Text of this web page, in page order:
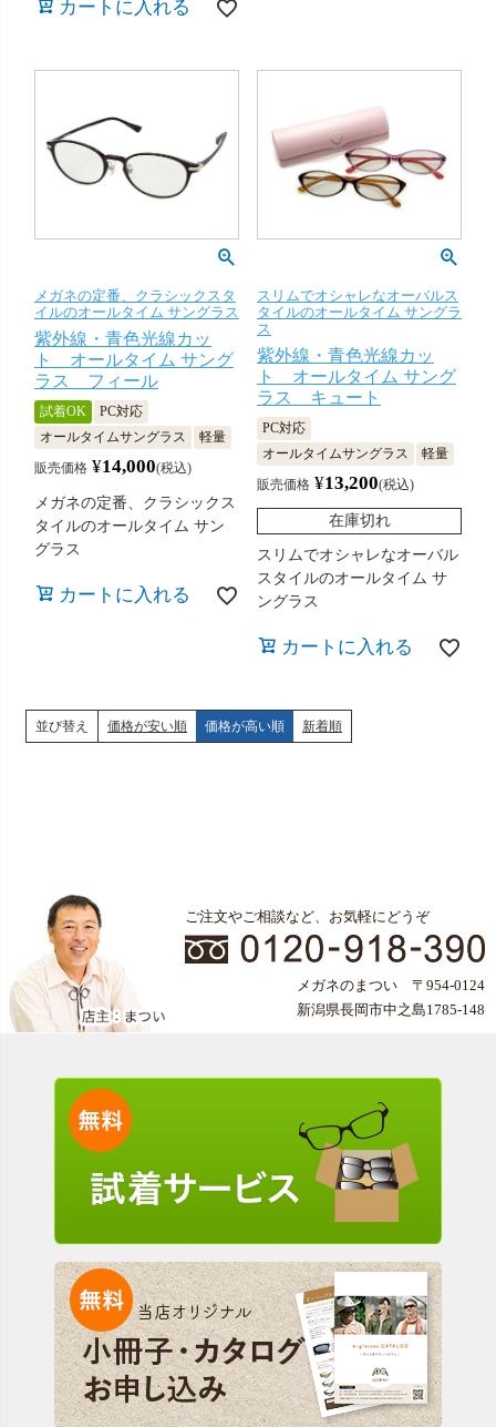
カートに入れる
メガネの定番、クラシックスタ
イルのオールタイム サングラス
紫外線・青色光線カッ
ト オールタイム サング
ラス フィール
試着OK
PC対応
オールタイムサングラス
軽量
販売価格 ¥14,000 税込
メガネの定番、クラシックス
タイルのオールタイム サン
グラス
カートに入れる
スリムでオシャレなオーバルス
タイルのオールタイム サングラ
ス
紫外線・青色光線カッ
ト オールタイム サング
ラス キュート
PC対応
オールタイムサングラス
軽量
販売価格 ¥13,200 税込
在庫切れ
スリムでオシャレなオーバル
スタイルのオールタイム サ
ングラス
カートに入れる
並び替え 価格が安い順 価格が高い順 新着順
ご注文やご相談など、お気軽にどうぞ
メガネのまつい 〒954-0124
新潟県長岡市中之島1785-148